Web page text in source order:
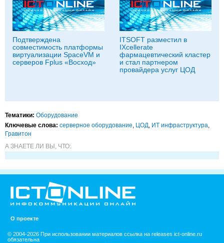
Подтверждена
совместимость платформы
виртуализации SpaceVM и
серверов Fplus «Восход»
ITSOFT разместил в
IXcellerate
фармацевтический кластер
и стал партнером
провайдера услуг ЦОД
Тематики: Оборудование
Ключевые слова: серверное оборудование, ЦОД, ИТ инфраструктура,
Гравитон
А ЗНАЕТЕ ЛИ ВЫ, ЧТО:
О проекте
© 2004-2026 При использовании материалов ссылка на releases.ict-online.ru
обязательна